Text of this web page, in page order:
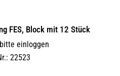
FES, Block mit 12 Stück
einloggen
22523